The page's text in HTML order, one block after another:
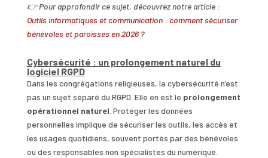
👉 Pour approfondir ce sujet, découvrez notre article :
Outils informatiques et communication : comment sécuriser
bénévoles et paroisses en 2026 ?
Cybersécurité : un prolongement naturel du
logiciel RGPD
Dans les congrégations religieuses, la cybersécurité n’est
pas un sujet séparé du RGPD. Elle en est le prolongement
opérationnel naturel . Protéger les données
personnelles implique de sécuriser les outils, les accès et
les usages quotidiens, souvent portés par des bénévoles
ou des responsables non spécialistes du numérique.